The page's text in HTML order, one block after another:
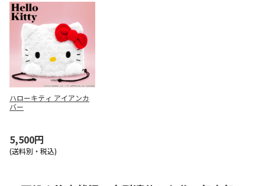
ハローキティ アイアンカ
バー
5,500円
(送料別・税込)